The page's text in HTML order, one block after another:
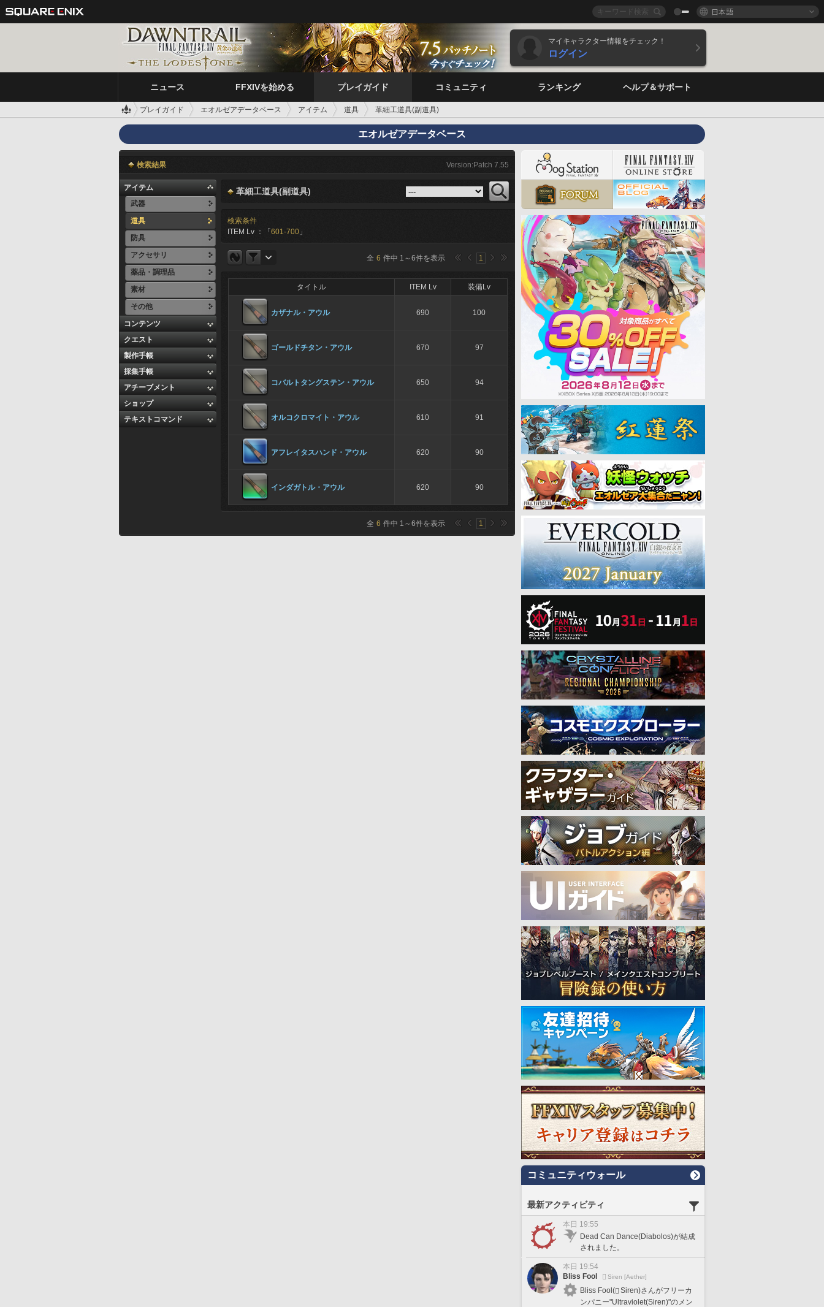
日本語
マイキャラクター情報をチェック！
ログイン
ニュース FFXIVを始める プレイガイド コミュニティ ランキング ヘルプ＆サポート
プレイガイド エオルゼアデータベース アイテム 道具 革細工道具(副道具)
エオルゼアデータベース
検索結果 Version:Patch 7.55
アイテム
武器
道具
防具
アクセサリ
薬品・調理品
素材
その他
コンテンツ
クエスト
製作手帳
採集手帳
アチーブメント
ショップ
テキストコマンド
革細工道具(副道具)
検索条件
ITEM Lv ：「 601-700 」
全 6 件中 1 ～6件を表示 1
タイトル ITEM Lv 装備Lv
カザナル・アウル 690 100
ゴールドチタン・アウル 670 97
コバルトタングステン・アウル 650 94
オルコクロマイト・アウル 610 91
アフレイタスハンド・アウル 620 90
インダガトル・アウル 620 90
全 6 件中 1 ～6件を表示 1
コミュニティウォール
最新アクティビティ
本日 19:55
Dead Can Dance(Diabolos)が結成
されました。
本日 19:54
Bliss Fool
Siren [Aether]
Bliss Fool(
Siren)さんがフリーカ
ンパニー"Ultraviolet(Siren)"のメン